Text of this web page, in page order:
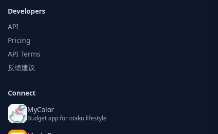
Developers
API
Pricing
API Terms
反馈建议
Connect
MyColor
Budget app for otaku lifestyle